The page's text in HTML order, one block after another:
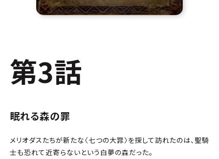
第3話
眠れる森の罪
メリオダスたちが新たな〈七つの大罪〉を探して訪れたのは、聖騎
士も恐れて近寄らないという白夢の森だった。